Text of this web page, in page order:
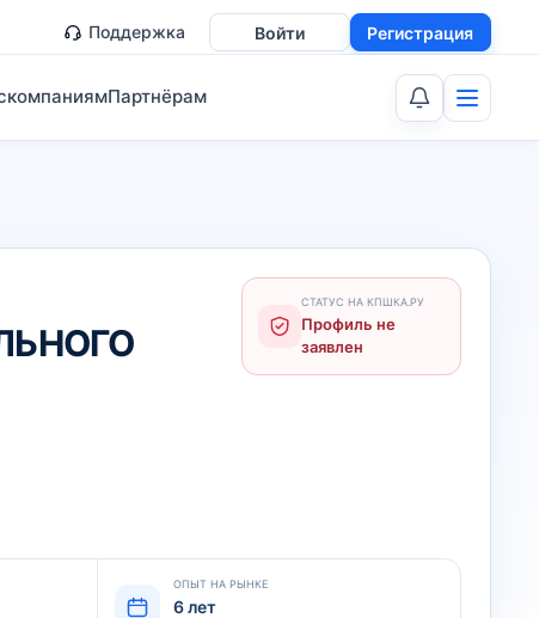
Войти Регистрация
Поддержка
Партнёрам
СТАТУС НА КПШКА.РУ
Профиль не
заявлен
ОПЫТ НА РЫНКЕ
6 лет